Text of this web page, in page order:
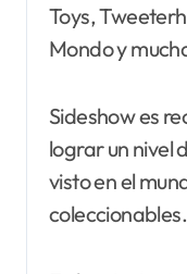
Toys,
Mondo y
Sideshow es
lograr un nivel
visto en el
coleccionables.